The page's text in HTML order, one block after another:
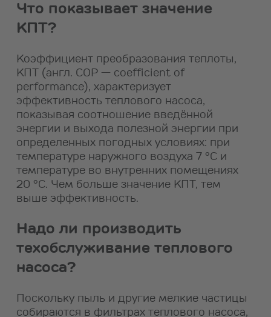
Что показывает значение
КПТ?
Коэффициент преобразования теплоты,
КПТ (англ. COP — coefficient of
performance), характеризует
эффективность теплового насоса,
показывая соотношение введённой
энергии и выхода полезной энергии при
определенных погодных условиях: при
температуре наружного воздуха 7 °С и
температурe во внутренних помещениях
20 °С. Чем больше значение КПТ, тем
выше эффективность.
Надо ли производить
техобслуживание теплового
насоса?
Поскольку пыль и другие мелкие частицы
собираются в фильтрах теплового насоса,